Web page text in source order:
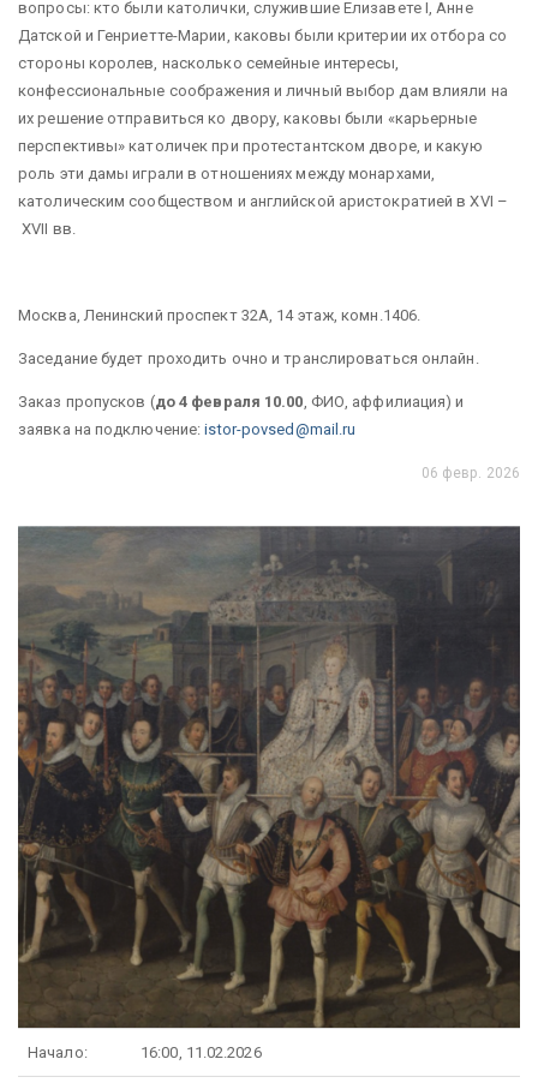
вопросы: кто были католички, служившие Елизавете I, Анне
Датской и Генриетте-Марии, каковы были критерии их отбора со
стороны королев, насколько семейные интересы,
конфессиональные соображения и личный выбор дам влияли на
их решение отправиться ко двору, каковы были «карьерные
перспективы» католичек при протестантском дворе, и какую
роль эти дамы играли в отношениях между монархами,
католическим сообществом и английской аристократией в XVI –
XVII вв.
Москва, Ленинский проспект 32А, 14 этаж, комн.1406.
Заседание будет проходить очно и транслироваться онлайн.
Заказ пропусков (до 4 февраля 10.00, ФИО, аффилиация) и
заявка на подключение:istor-povsed@mail.ru
06 февр. 2026
Начало: 16:00, 11.02.2026